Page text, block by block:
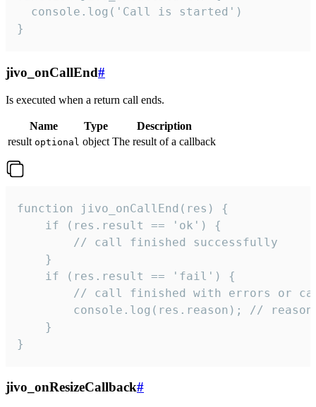
  console.log('Call is started')
}
jivo_onCallEnd#
Is executed when a return call ends.
Name Type
Description
result optional object The result of a callback
function jivo_onCallEnd(res) {
    if (res.result == 'ok') {
        // call finished successfully
    }
    if (res.result == 'fail') {
// call finished with errors or
console.log(res.reason); //
    }
}
jivo_onResizeCallback#